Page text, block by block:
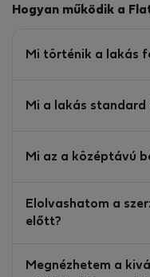
Hogyan működik a
Mi történik a lakás
Mi a lakás standard
Mi az a középtávú
Elolvashatom a
előtt?
Megnézhetem a